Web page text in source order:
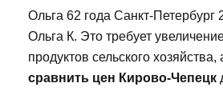
Ольга 62 года Санкт-
Ольга К. Это требует
продуктов сельского
сравнить цен Кирово-Чепецк